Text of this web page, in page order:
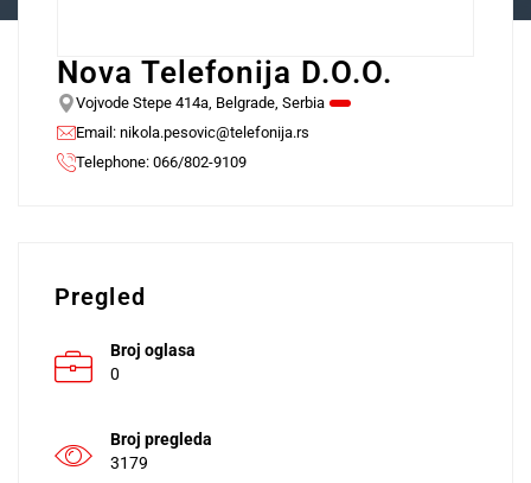
Nova Telefonija D.O.O.
Vojvode Stepe 414a, Belgrade, Serbia
Email: nikola.pesovic@telefonija.rs
Telephone: 066/802-9109
Pregled
Broj oglasa
0
Broj pregleda
3179